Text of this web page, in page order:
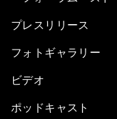
プレスリリース
フォトギャラリー
ビデオ
ポッドキャスト